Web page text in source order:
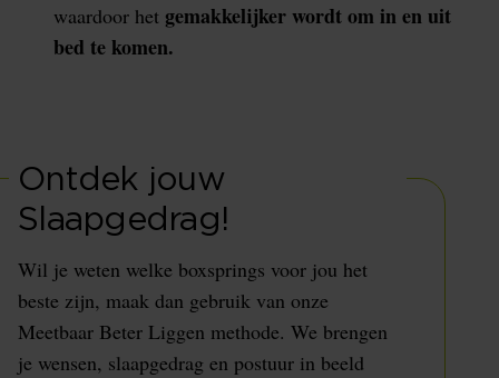
waardoor het gemakkelijker wordt om in en uit
bed te komen.
Ontdek jouw
Slaapgedrag!
Wil je weten welke boxsprings voor jou het
beste zijn, maak dan gebruik van onze
Meetbaar Beter Liggen methode. We brengen
je wensen, slaapgedrag en postuur in beeld